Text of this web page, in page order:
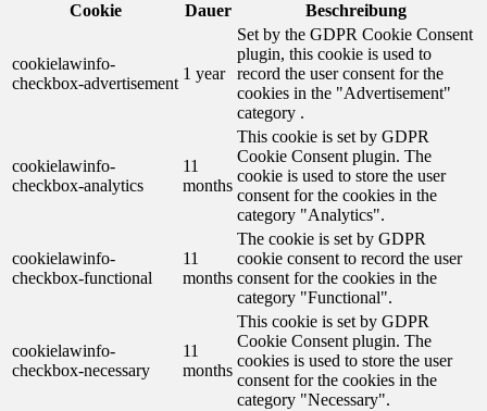
Cookie
Dauer Beschreibung
cookielawinfo-
checkbox-advertisement
1 year
Set by the GDPR Cookie Consent
plugin, this cookie is used to
record the user consent for the
cookies in the "Advertisement"
category .
cookielawinfo-
checkbox-analytics
11
months
This cookie is set by GDPR
Cookie Consent plugin. The
cookie is used to store the user
consent for the cookies in the
category "Analytics".
cookielawinfo-
checkbox-functional
11
months
The cookie is set by GDPR
cookie consent to record the user
consent for the cookies in the
category "Functional".
cookielawinfo-
checkbox-necessary
11
months
This cookie is set by GDPR
Cookie Consent plugin. The
cookies is used to store the user
consent for the cookies in the
category "Necessary".